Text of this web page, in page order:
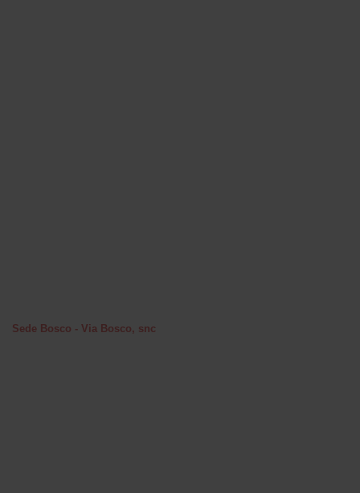
Sede Bosco - Via Bosco, snc